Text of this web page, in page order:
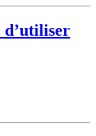
d’utiliser